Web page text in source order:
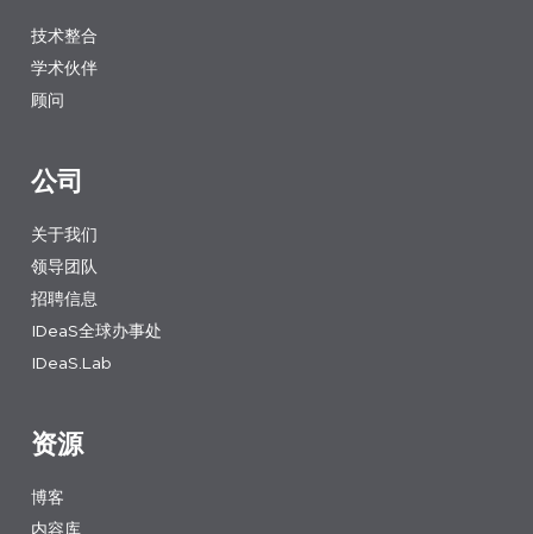
公司
关于我们
领导团队
招聘信息
IDeaS全球办事处
IDeaS.Lab
资源
博客
内容库
技术整合
学术伙伴
顾问